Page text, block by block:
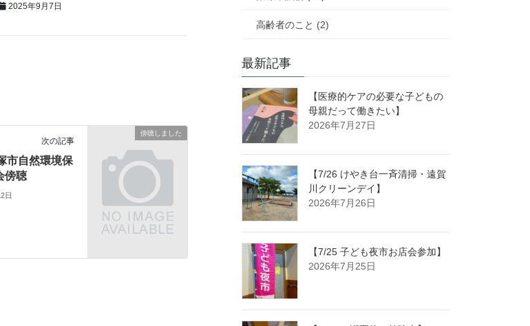
2025年9月7日
傍聴しました
次の記事
市自然環境保
傍聴
日
高齢者のこと (2)
最新記事
【医療的ケアの必要な子どもの
母親だって働きたい】
2026年7月27日
【7/26 けやき台一斉清掃・遠賀
川クリーンデイ】
2026年7月26日
【7/25 子ども夜市お店会参加】
2026年7月25日